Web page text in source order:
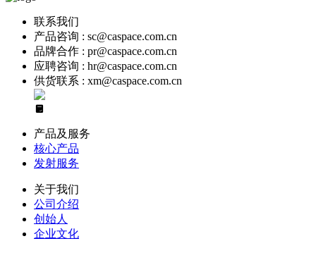
联系我们
产品咨询 : sc@caspace.com.cn
品牌合作 : pr@caspace.com.cn
应聘咨询 : hr@caspace.com.cn
供货联系 : xm@caspace.com.cn
产品及服务
核心产品
发射服务
关于我们
公司介绍
创始人
企业文化